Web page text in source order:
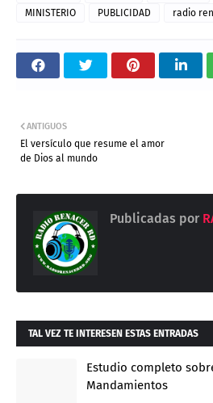
MINISTERIO
PUBLICIDAD radio
ANTIGUOS
El versículo que resume el amor
de Dios al mundo
Publicadas por
TAL VEZ TE INTERESEN ESTAS ENTRADAS
Estudio completo
Mandamientos